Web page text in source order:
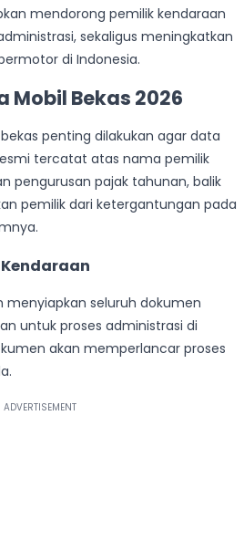
mendorong pemilik kendaraan
sekaligus meningkatkan
di Indonesia.
Mobil Bekas 2026
penting dilakukan agar data
tercatat atas nama pemilik
pengurusan pajak tahunan, balik
pemilik dari ketergantungan pada
Kendaraan
menyiapkan seluruh dokumen
untuk proses administrasi di
akan memperlancar proses